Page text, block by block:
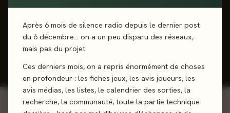
Après 6 mois de silence radio depuis le dernier post
du 6 décembre… on a un peu disparu des réseaux,
mais pas du projet.
Ces derniers mois, on a repris énormément de choses
en profondeur : les fiches jeux, les avis joueurs, les
avis médias, les listes, le calendrier des sorties, la
recherche, la communauté, toute la partie technique
2026, notés par la presse spécialisée et la communauté
de joueurs. Les incontournables de l'année.
joueurs